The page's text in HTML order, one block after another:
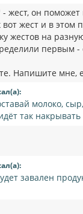
он
жест и в
на
первым -
Напишите мне,
молоко,
так
завален